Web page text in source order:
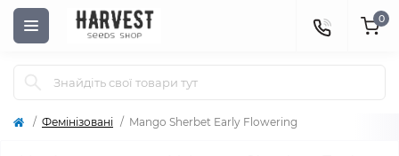
0
Фемінізовані Mango Sherbet Early Flowering